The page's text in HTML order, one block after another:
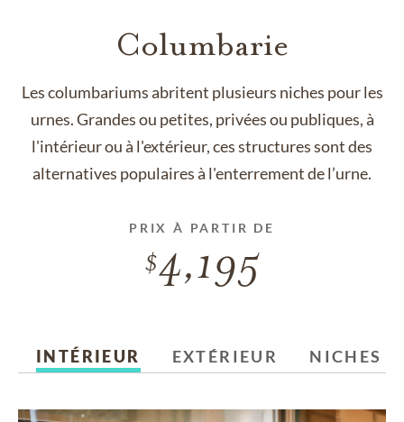
Columbarie
Les columbariums abritent plusieurs niches pour les
urnes. Grandes ou petites, privées ou publiques, à
l'intérieur ou à l'extérieur, ces structures sont des
alternatives populaires à l'enterrement de l’urne.
PRIX À PARTIR DE
4,195
INTÉRIEUR EXTÉRIEUR NICHES À